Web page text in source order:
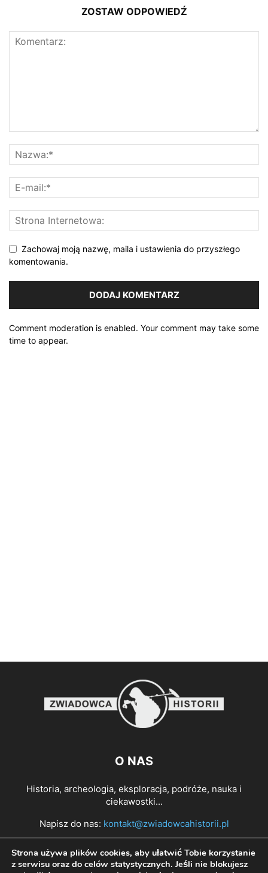
ZOSTAW ODPOWIEDŹ
Zachowaj moją nazwę, maila i ustawienia do przyszłego
komentowania.
Comment moderation is enabled. Your comment may take some
time to appear.
O NAS
Historia, archeologia, eksploracja, podróże, nauka i
ciekawostki...
Napisz do nas: kontakt@zwiadowcahistorii.pl
PODĄŻAJ ZA NAMI
Strona używa plików cookies, aby ułatwić Tobie korzystanie
z serwisu oraz do celów statystycznych. Jeśli nie blokujesz